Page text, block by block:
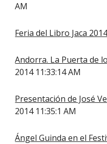
AM
Feria del Libro Jaca
Andorra. La Puerta de
2014 11:33:14 AM
Presentación de José
2014 11:35:1 AM
Ángel Guinda en el